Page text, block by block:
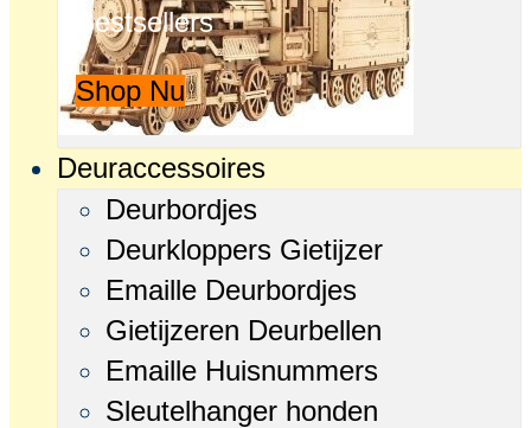
Bestsellers
Shop Nu
Deuraccessoires
Deurbordjes
Deurkloppers Gietijzer
Emaille Deurbordjes
Gietijzeren Deurbellen
Emaille Huisnummers
Sleutelhanger honden